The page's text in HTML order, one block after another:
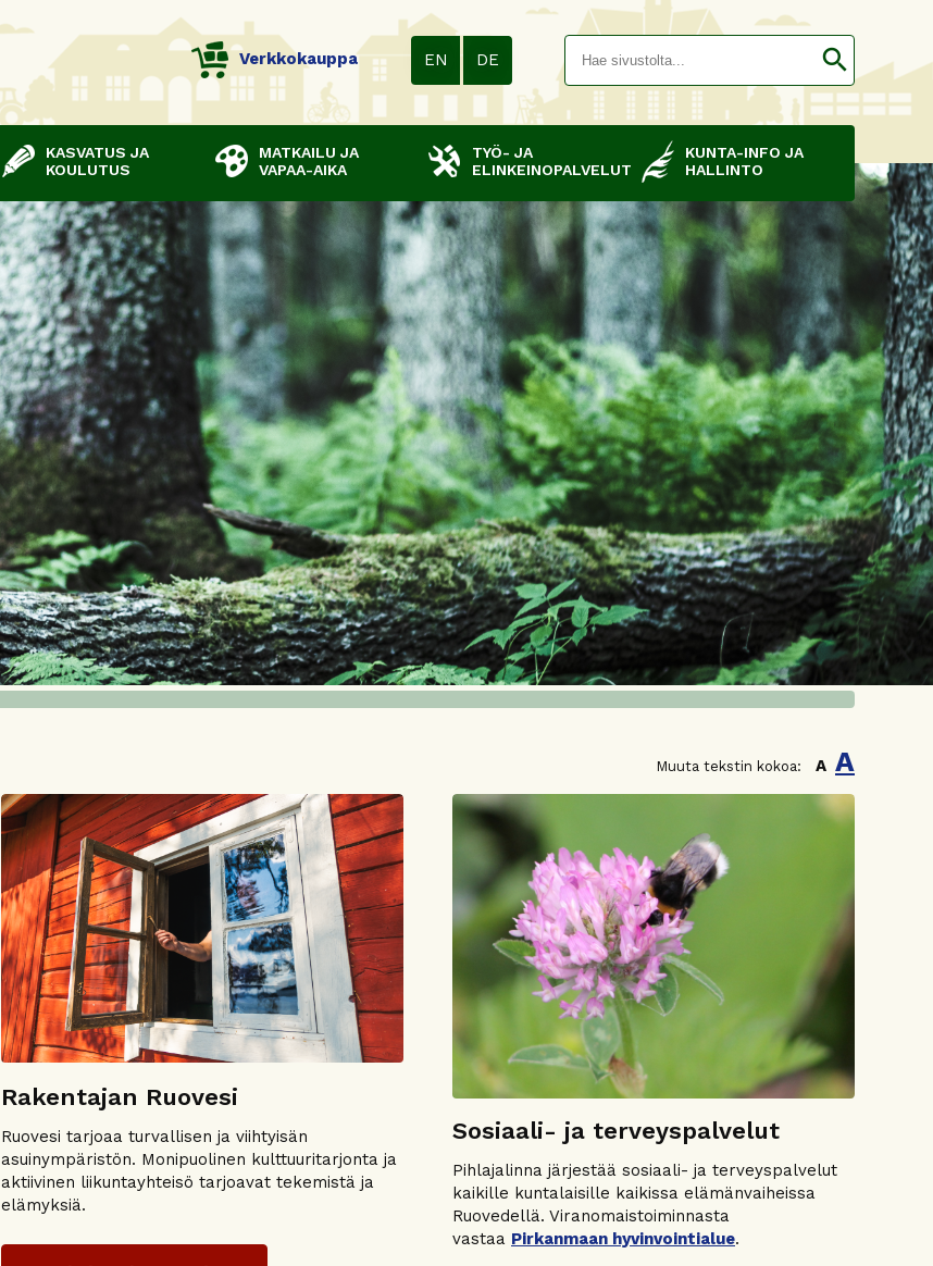
Verkkokauppa EN DE search
KASVATUS JA
KOULUTUS
MATKAILU JA
VAPAA-AIKA
TYÖ- JA
ELINKEINOPALVELUT
KUNTA-INFO JA
HALLINTO
Muuta tekstin kokoa: A A
Rakentajan Ruovesi
Ruovesi tarjoaa turvallisen ja viihtyisän
asuinympäristön. Monipuolinen kulttuuritarjonta ja
aktiivinen liikuntayhteisö tarjoavat tekemistä ja
elämyksiä.
Sosiaali- ja terveyspalvelut
Pihlajalinna järjestää sosiaali- ja terveyspalvelut
kaikille kuntalaisille kaikissa elämänvaiheissa
Ruovedellä. Viranomaistoiminnasta
vastaa Pirkanmaan hyvinvointialue.